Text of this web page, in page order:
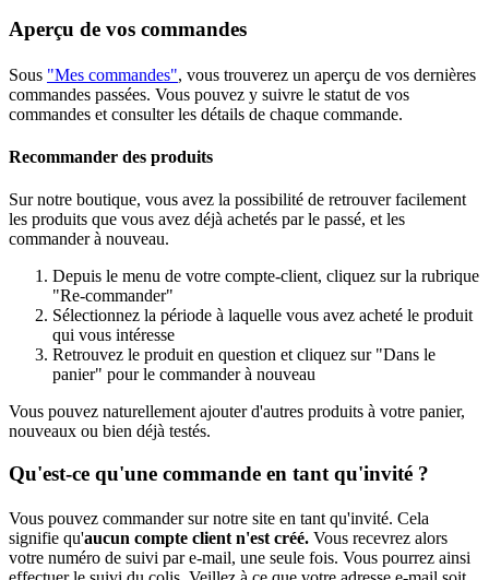
Aperçu de vos commandes
Sous "Mes commandes", vous trouverez un aperçu de vos dernières
commandes passées. Vous pouvez y suivre le statut de vos
commandes et consulter les détails de chaque commande.
Recommander des produits
Sur notre boutique, vous avez la possibilité de retrouver facilement
les produits que vous avez déjà achetés par le passé, et les
commander à nouveau.
Depuis le menu de votre compte-client, cliquez sur la rubrique
"Re-commander"
Sélectionnez la période à laquelle vous avez acheté le produit
qui vous intéresse
Retrouvez le produit en question et cliquez sur "Dans le
panier" pour le commander à nouveau
Vous pouvez naturellement ajouter d'autres produits à votre panier,
nouveaux ou bien déjà testés.
Qu'est-ce qu'une commande en tant qu'invité ?
Vous pouvez commander sur notre site en tant qu'invité. Cela
signifie qu'aucun compte client n'est créé. Vous recevrez alors
votre numéro de suivi par e-mail, une seule fois. Vous pourrez ainsi